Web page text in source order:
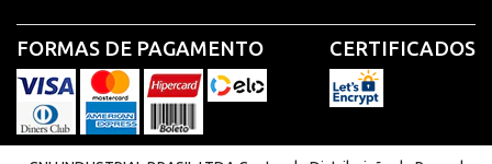
FORMAS DE PAGAMENTO CERTIFICADOS